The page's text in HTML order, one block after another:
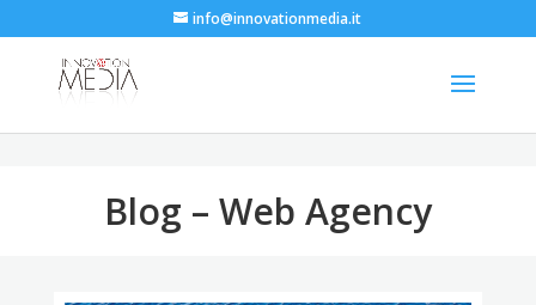
info@innovationmedia.it
Blog – Web Agency